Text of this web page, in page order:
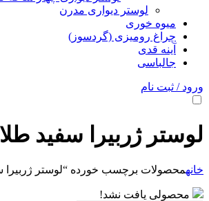
لوستر دیواری مدرن
میوه خوری
چراغ رومیزی (گردسوز)
آینه قدی
جالباسی
ورود / ثبت نام
لوستر ژربیرا سفید
خانهمحصولات برچسب خورده “لوستر ژربیرا
محصولی یافت نشد!